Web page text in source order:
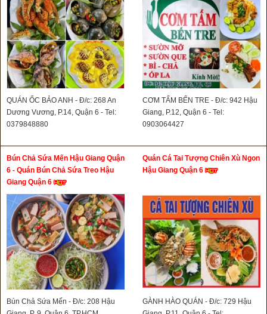
QUÁN ỐC BẢO ANH - Đ/c: 268 An
Dương Vương, P.14, Quận 6 - Tel:
0379848880
CƠM TẤM BẾN TRE - Đ/c: 942 Hậu
Giang, P.12, Quận 6 - Tel:
0903064427
Bún Chả Sứa Mến Hậu Giang Quận
6 - Quán Bún Chả Sứa Treo Hậu
Giang Quận 6
Bún Chả Sứa Mến - Đ/c: 208 Hậu
Quán Cá Tai Tượng Chiên Xù Ngon
Hậu Giang Quận 6
GÀNH HÀO QUÁN - Đ/c: 729 Hậu